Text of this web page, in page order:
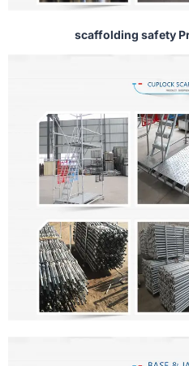
scaffolding safety